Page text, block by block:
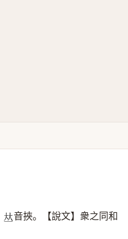
𠀤音挾。【說文】衆之同和